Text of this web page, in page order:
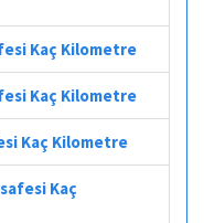
Kaç Kilometre
Kaç Kilometre
Kaç Kilometre
Kaç